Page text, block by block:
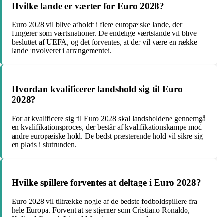
Hvilke lande er værter for Euro 2028?
Euro 2028 vil blive afholdt i flere europæiske lande, der
fungerer som værtsnationer. De endelige værtslande vil blive
besluttet af UEFA, og det forventes, at der vil være en række
lande involveret i arrangementet.
Hvordan kvalificerer landshold sig til Euro
2028?
For at kvalificere sig til Euro 2028 skal landsholdene gennemgå
en kvalifikationsproces, der består af kvalifikationskampe mod
andre europæiske hold. De bedst præsterende hold vil sikre sig
en plads i slutrunden.
Hvilke spillere forventes at deltage i Euro 2028?
Euro 2028 vil tiltrække nogle af de bedste fodboldspillere fra
hele Europa. Forvent at se stjerner som Cristiano Ronaldo,